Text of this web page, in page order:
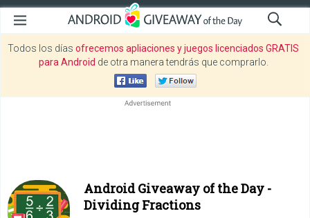
Todos los días ofrecemos apliaciones y juegos licenciados GRATIS
para Android de otra manera tendrás que comprarlo.
Android Giveaway of the Day -
Dividing Fractions